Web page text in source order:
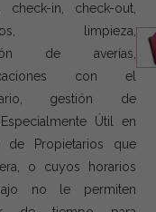
check-in, check-out,
limpieza,
de averías,
con el
gestión de
Útil en
Propietarios que
o cuyos horarios
no le permiten